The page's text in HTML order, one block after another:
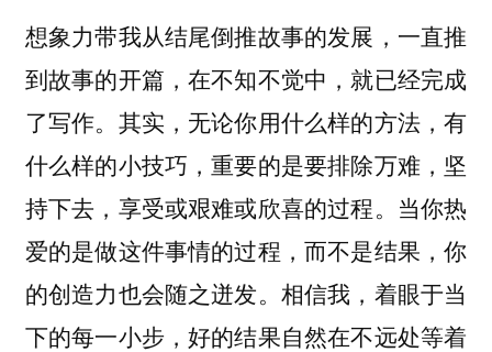
想象力带我从结尾倒推故事的发展，一直推
到故事的开篇，在不知不觉中，就已经完成
了写作。其实，无论你用什么样的方法，有
什么样的小技巧，重要的是要排除万难，坚
持下去，享受或艰难或欣喜的过程。当你热
爱的是做这件事情的过程，而不是结果，你
的创造力也会随之迸发。相信我，着眼于当
下的每一小步，好的结果自然在不远处等着